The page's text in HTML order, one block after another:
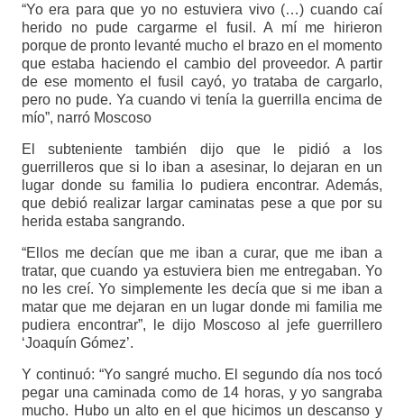
“Yo era para que yo no estuviera vivo (…) cuando caí
herido no pude cargarme el fusil. A mí me hirieron
porque de pronto levanté mucho el brazo en el momento
que estaba haciendo el cambio del proveedor. A partir
de ese momento el fusil cayó, yo trataba de cargarlo,
pero no pude. Ya cuando vi tenía la guerrilla encima de
mío”, narró Moscoso
El subteniente también dijo que le pidió a los
guerrilleros que si lo iban a asesinar, lo dejaran en un
lugar donde su familia lo pudiera encontrar. Además,
que debió realizar largar caminatas pese a que por su
herida estaba sangrando.
“Ellos me decían que me iban a curar, que me iban a
tratar, que cuando ya estuviera bien me entregaban. Yo
no les creí. Yo simplemente les decía que si me iban a
matar que me dejaran en un lugar donde mi familia me
pudiera encontrar”, le dijo Moscoso al jefe guerrillero
‘Joaquín Gómez’.
Y continuó: “Yo sangré mucho. El segundo día nos tocó
pegar una caminada como de 14 horas, y yo sangraba
mucho. Hubo un alto en el que hicimos un descanso y